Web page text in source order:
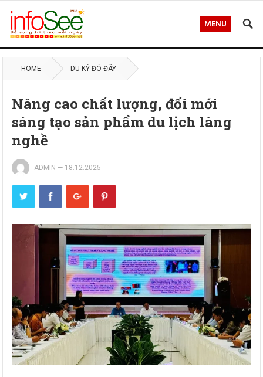
MENU
HOME DU KÝ ĐÓ ĐÂY
Nâng cao chất lượng, đổi mới
sáng tạo sản phẩm du lịch làng
nghề
ADMIN — 18.12.2025